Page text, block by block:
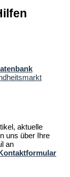
aktuelle
uns über Ihre
an